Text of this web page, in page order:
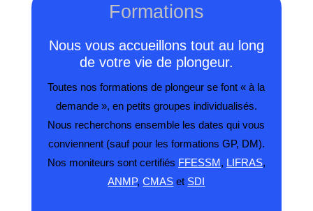
Formations
Nous vous accueillons tout au long
de votre vie de plongeur.
Toutes nos formations de plongeur se font « à la
demande », en petits groupes individualisés.
Nous recherchons ensemble les dates qui vous
conviennent (sauf pour les formations GP, DM).
Nos moniteurs sont certifiés FFESSM, LIFRAS,
ANMP,CMAS et SDI